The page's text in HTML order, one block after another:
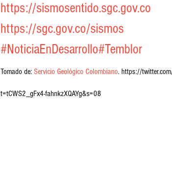
https://sismosentido.sgc.gov.co
https://sgc.gov.co/sismos
#NoticiaEnDesarrollo#Temblor
Tomado de: Servicio Geológico Colombiano. https://
t=tCWS2_gFx4-fahnkzXQAYg&s=08